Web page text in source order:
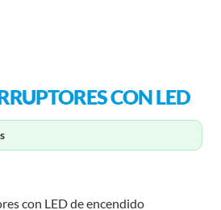
CON LED
con LED de encendido